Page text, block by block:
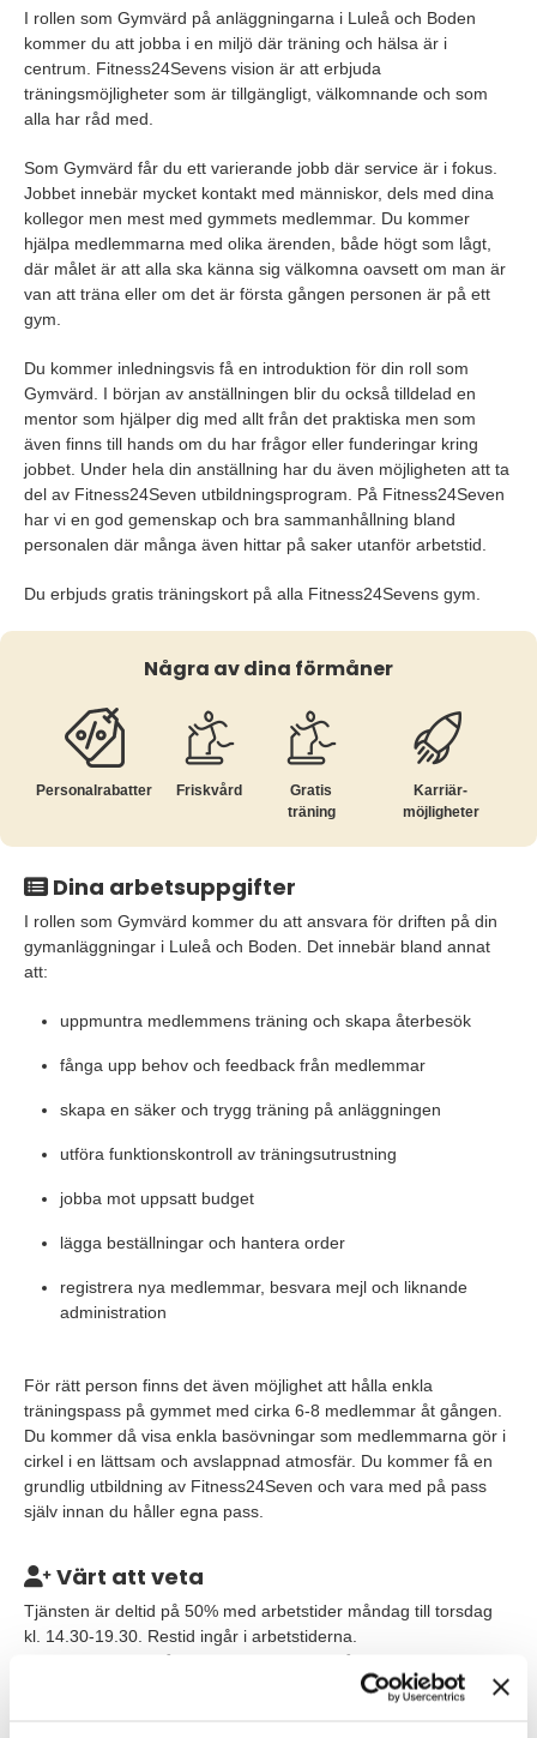
I rollen som Gymvärd på anläggningarna i Luleå och Boden
kommer du att jobba i en miljö där träning och hälsa är i
centrum. Fitness24Sevens vision är att erbjuda
träningsmöjligheter som är tillgängligt, välkomnande och som
alla har råd med.
Som Gymvärd får du ett varierande jobb där service är i fokus.
Jobbet innebär mycket kontakt med människor, dels med dina
kollegor men mest med gymmets medlemmar. Du kommer
hjälpa medlemmarna med olika ärenden, både högt som lågt,
där målet är att alla ska känna sig välkomna oavsett om man är
van att träna eller om det är första gången personen är på ett
gym.
Du kommer inledningsvis få en introduktion för din roll som
Gymvärd. I början av anställningen blir du också tilldelad en
mentor som hjälper dig med allt från det praktiska men som
även finns till hands om du har frågor eller funderingar kring
jobbet. Under hela din anställning har du även möjligheten att ta
del av Fitness24Seven utbildningsprogram. På Fitness24Seven
har vi en god gemenskap och bra sammanhållning bland
personalen där många även hittar på saker utanför arbetstid.
Du erbjuds gratis träningskort på alla Fitness24Sevens gym.
Några av dina förmåner
Personalrabatter Friskvård
Gratis
träning
Karriär­
möjligheter
Dina arbetsuppgifter
I rollen som Gymvärd kommer du att ansvara för driften på din
gymanläggningar i Luleå och Boden. Det innebär bland annat
att:
uppmuntra medlemmens träning och skapa återbesök
fånga upp behov och feedback från medlemmar
skapa en säker och trygg träning på anläggningen
utföra funktionskontroll av träningsutrustning
jobba mot uppsatt budget
lägga beställningar och hantera order
registrera nya medlemmar, besvara mejl och liknande
administration
För rätt person finns det även möjlighet att hålla enkla
träningspass på gymmet med cirka 6-8 medlemmar åt gången.
Du kommer då visa enkla basövningar som medlemmarna gör i
cirkel i en lättsam och avslappnad atmosfär. Du kommer få en
grundlig utbildning av Fitness24Seven och vara med på pass
själv innan du håller egna pass.
Värt att veta
Tjänsten är deltid på 50% med arbetstider måndag till torsdag
kl. 14.30-19.30. Restid ingår i arbetstiderna.
Tänkt start är omgående. Du kommer att få en introduktion som
ger dig en bra grund att bygga vidare på i rollen som Gymvärd.